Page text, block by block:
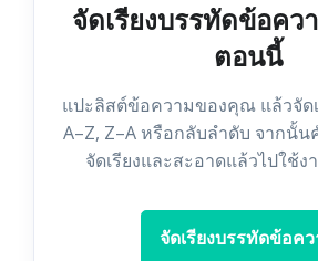
จัดเรียงบรรทัดข้อค
ตอนนี้
แปะลิสต์ข้อความของคุณ แล้วจัด
A–Z, Z–A หรือกลับลำดับ จากนั้
จัดเรียงและสะอาดแล้วไปใช้
จัดเรียงบรรทัดข้อค